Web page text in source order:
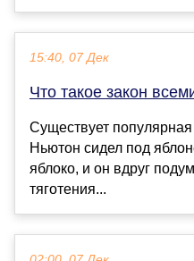
15:40, 07 Дек
Что такое закон
Существует популярная
Ньютон сидел под
яблоко, и он вдруг
тяготения...